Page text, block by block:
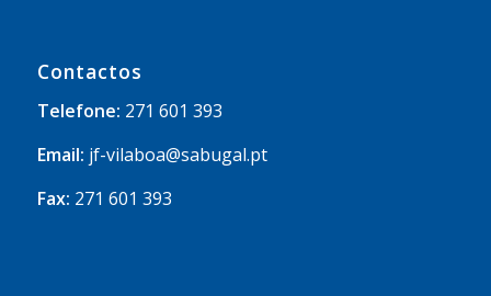
Contactos
Telefone: 271 601 393
Email: jf-vilaboa@sabugal.pt
Fax: 271 601 393